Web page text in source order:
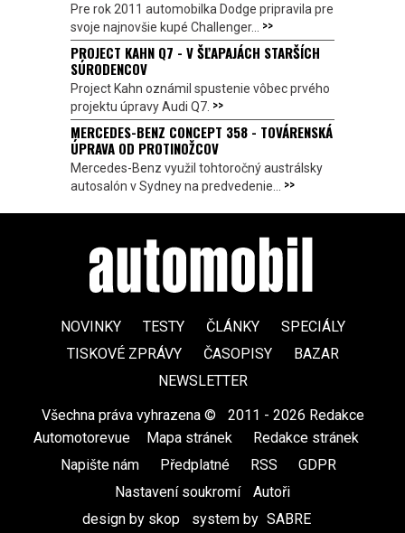
Pre rok 2011 automobilka Dodge pripravila pre
svoje najnovšie kupé Challenger... >>
PROJECT KAHN Q7 - V ŠĽAPAJÁCH STARŠÍCH
SÚRODENCOV
Project Kahn oznámil spustenie vôbec prvého
projektu úpravy Audi Q7. >>
MERCEDES-BENZ CONCEPT 358 - TOVÁRENSKÁ
ÚPRAVA OD PROTINOŽCOV
Mercedes-Benz využil tohtoročný austrálsky
autosalón v Sydney na predvedenie... >>
NOVINKY TESTY ČLÁNKY
SPECIÁLY
TISKOVÉ ZPRÁVY
ČASOPISY
BAZAR
NEWSLETTER
Všechna práva vyhrazena ©
2011 - 2026 Redakce
Automotorevue
Mapa stránek Redakce stránek
Napište nám
Předplatné RSS GDPR
Nastavení soukromí
Autoři
design by skop
system by SABRE